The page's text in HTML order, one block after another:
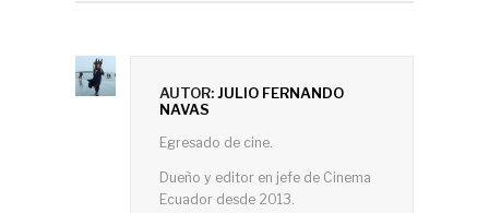
AUTOR:JULIO FERNANDO
NAVAS
Egresado de cine.
Dueño y editor en jefe de Cinema
Ecuador desde 2013.